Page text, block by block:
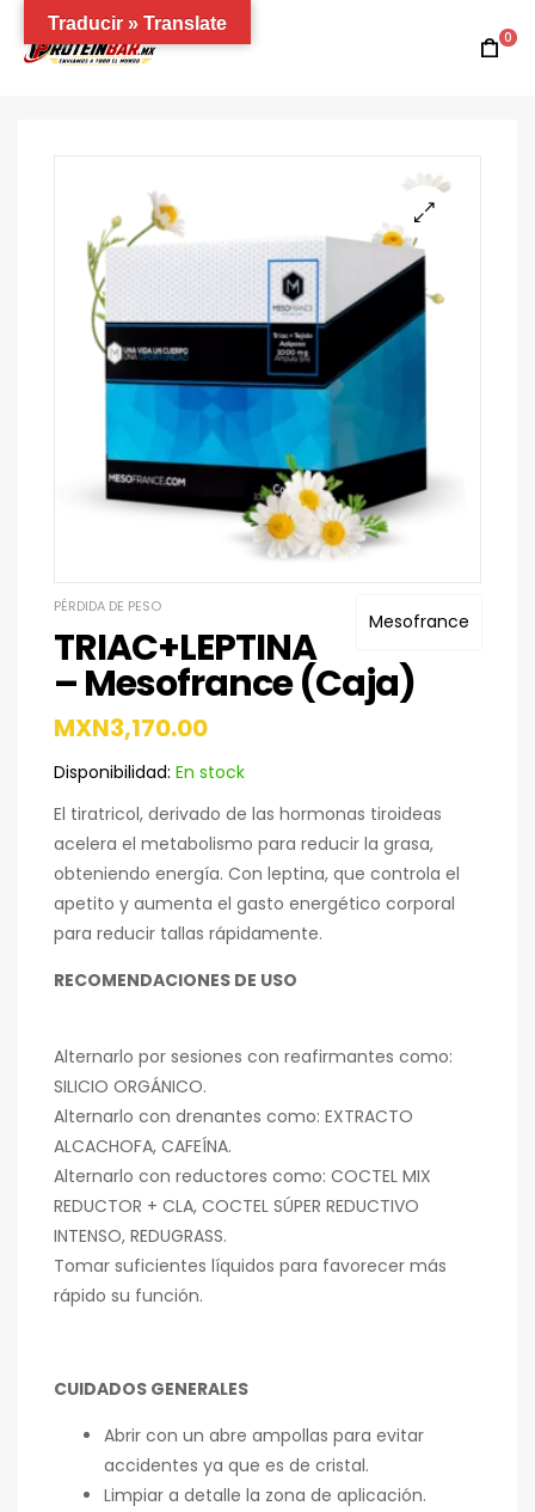
0
Mesofrance
PÉRDIDA DE PESO
TRIAC+LEPTINA
– Mesofrance (Caja)
MXN3,170.00
Disponibilidad: En stock
El tiratricol, derivado de las hormonas tiroideas
acelera el metabolismo para reducir la grasa,
obteniendo energía. Con leptina, que controla el
apetito y aumenta el gasto energético corporal
para reducir tallas rápidamente.
RECOMENDACIONES DE USO
Alternarlo por sesiones con reafirmantes como:
SILICIO ORGÁNICO.
Alternarlo con drenantes como: EXTRACTO
ALCACHOFA, CAFEÍNA.
Alternarlo con reductores como: COCTEL MIX
REDUCTOR + CLA, COCTEL SÚPER REDUCTIVO
INTENSO, REDUGRASS.
Tomar suficientes líquidos para favorecer más
rápido su función.
CUIDADOS GENERALES
Abrir con un abre ampollas para evitar
accidentes ya que es de cristal.
Limpiar a detalle la zona de aplicación.
Traducir » Translate